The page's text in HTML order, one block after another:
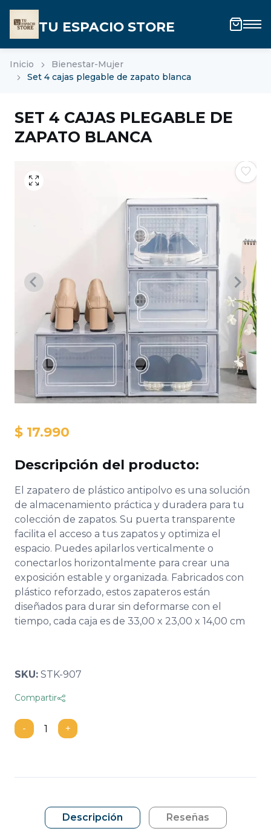
TU ESPACIO STORE
MUJER HOGAR
Inicio
Bienestar-Mujer
Set 4 cajas plegable de zapato blanca
SET 4 CAJAS PLEGABLE DE
ZAPATO BLANCA
$ 17.990
Descripción del producto:
El zapatero de plástico antipolvo es una solución
de almacenamiento práctica y duradera para tu
colección de zapatos. Su puerta transparente
facilita el acceso a tus zapatos y optimiza el
espacio. Puedes apilarlos verticalmente o
conectarlos horizontalmente para crear una
exposición estable y organizada. Fabricados con
plástico reforzado, estos zapateros están
diseñados para durar sin deformarse con el
tiempo, cada caja es de 33,00 x 23,00 x 14,00 cm
SKU: STK-907
Compartir
- +
Descripción Reseñas